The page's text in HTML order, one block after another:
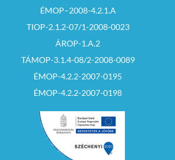
ÉMOP–2008-4.2.1.A
TIOP-2.1.2-07/1-2008-0023
ÁROP-1.A.2
TÁMOP-3.1.4-08/2-2008-0089
ÉMOP-4.2.2-2007-0195
ÉMOP-4.2.2-2007-0198